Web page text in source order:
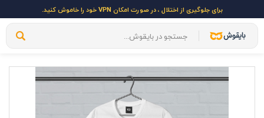
برای جلوگیری از اختلال ، در صورت امکان VPN خود را خاموش کنید.